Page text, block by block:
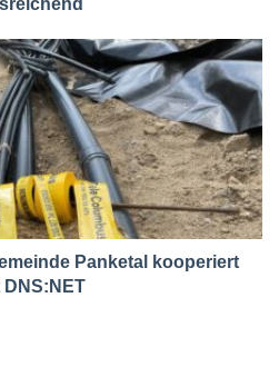
Panketal kooperiert
DNS:NET